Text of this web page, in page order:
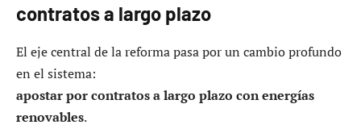
contratos a largo plazo
El eje central de la reforma pasa por un cambio profundo
en el sistema:
apostar por contratos a largo plazo con energías
renovables.